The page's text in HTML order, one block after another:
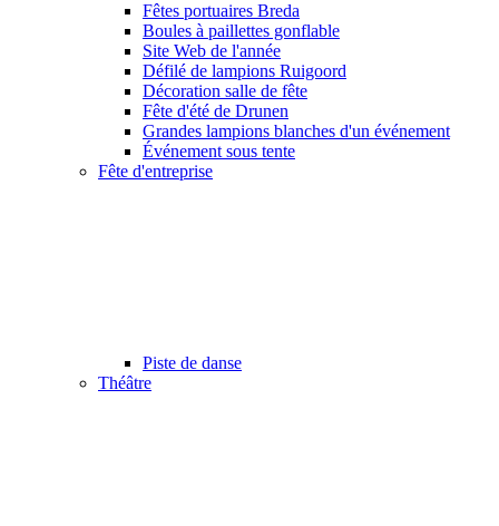
Fêtes portuaires Breda
Boules à paillettes gonflable
Site Web de l'année
Défilé de lampions Ruigoord
Décoration salle de fête
Fête d'été de Drunen
Grandes lampions blanches d'un événement
Événement sous tente
Fête d'entreprise
Piste de danse
Théâtre